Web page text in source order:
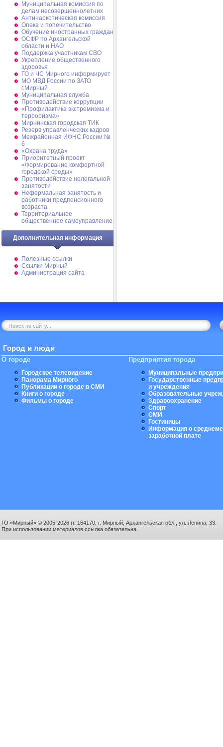
Муниципальная комиссия по
делам несовершеннолетних
Антинаркотическая комиссия
Опека и попечительство
Обучение иностранных граждан
ОСФР по Архангельской
области и НАО
Поддержка участникам СВО
Укрепление общественного
здоровья
ГО и ЧС Мирного информирует
МО МВД России по ЗАТО
г.Мирный
Муниципальная cлужба
Противодействие коррупции
«Профилактика экстремизма и
терроризма»
Мирнинская городская ТИК
Резерв управленческих кадров
Межрайонная ИФНС России №
6
«Охрана труда»
Приоритетный проект
«Формирование комфортной
городской среды»
Противодействие нелегальной
занятости
Неформальная занятость и
работники предпенсионного
возраста
Территориальное
общественное самоуправление
Дополнительная информация
Полезные ссылки
Ссылки Мирный
Администрация сайта
Город и люди
О городе
Городское телевидение
Панорама Мирного
Публикации о городе в СМИ
Книги о городе
Фильмы о городе
Предприятия города
Муниципальные
Государственные
и учреждения
Образовательные
Здравоохранение
Спорт
СМИ
Гостиницы
Информация о
заработной плате
ГО «Мирный» © 2005-2026 гг. 164170, г. Мирный, Архангельская обл., ул. Ленина, 33.
При использовании материалов ссылка обязательна.